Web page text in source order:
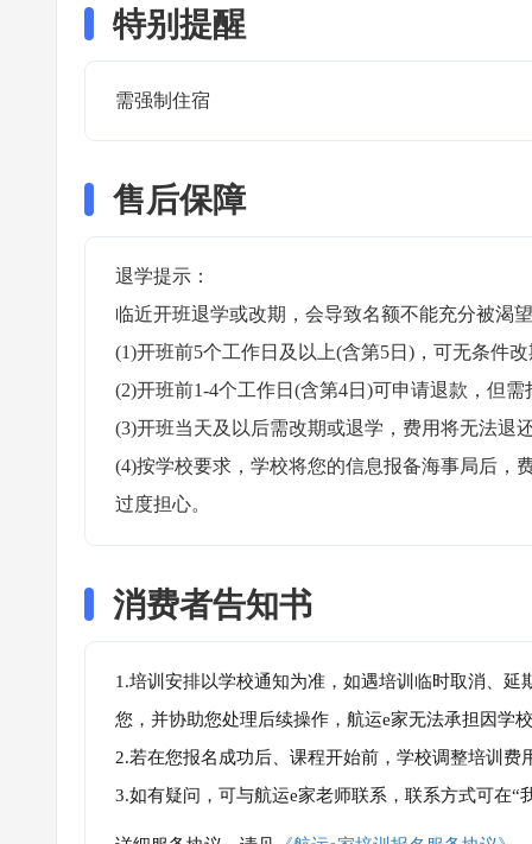
特别提醒
需强制住宿
售后保障
退学提示：
临近开班退学或改期，会导致名额不能充分被渴
(1)开班前5个工作日及以上(含第5日)，可无条件
(2)开班前1-4个工作日(含第4日)可申请退款，但
(3)开班当天及以后需改期或退学，费用将无法退
(4)按学校要求，学校将您的信息报备海事局后，
过度担心。
消费者告知书
1.培训安排以学校通知为准，如遇培训临时取消、
您，并协助您处理后续操作，航运e家无法承担因学
2.若在您报名成功后、课程开始前，学校调整培训
3.如有疑问，可与航运e家老师联系，联系方式可在